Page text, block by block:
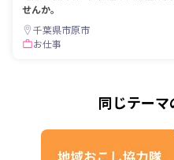
せんか。
千葉県市原市
お仕事
同じテー